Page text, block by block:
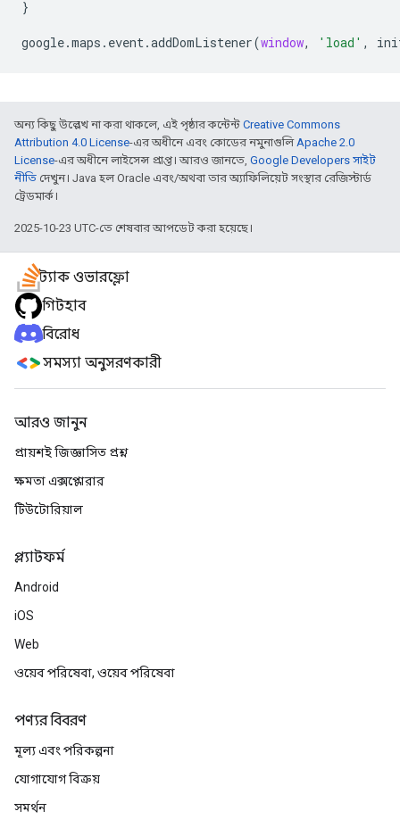
}
google.maps . event .addDomListener(window, 'load' ,
অন্য কিছু উল্লেখ না করা থাকলে, এই পৃষ্ঠার কন্টেন্ট Creative Commons
Attribution 4.0 License-এর অধীনে এবং কোডের নমুনাগুলি Apache 2.0
License-এর অধীনে লাইসেন্স প্রাপ্ত। আরও জানতে, Google Developers সাইট
নীতি দেখুন। Java হল Oracle এবং/অথবা তার অ্যাফিলিয়েট সংস্থার রেজিস্টার্ড
ট্রেডমার্ক।
2025-10-23 UTC-তে শেষবার আপডেট করা হয়েছে।
স্ট্যাক ওভারফ্লো
গিটহাব
বিরোধ
সমস্যা অনুসরণকারী
আরও জানুন
প্রায়শই জিজ্ঞাসিত প্রশ্ন
ক্ষমতা এক্সপ্লোরার
টিউটোরিয়াল
প্ল্যাটফর্ম
Android
iOS
Web
ওয়েব পরিষেবা, ওয়েব পরিষেবা
পণ্যর বিবরণ
মূল্য এবং পরিকল্পনা
যোগাযোগ বিক্রয়
সমর্থন